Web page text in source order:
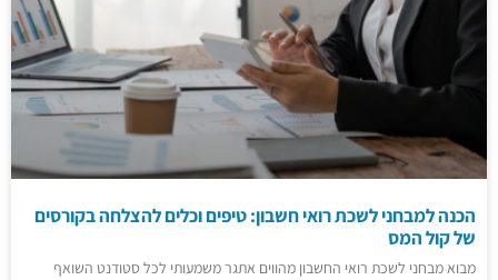
הכנה למבחני לשכת רואי חשבון: טיפים וכלים להצלחה בקורסים
של קול המס
מבוא מבחני לשכת רואי החשבון מהווים אתגר משמעותי לכל סטודנט השואף